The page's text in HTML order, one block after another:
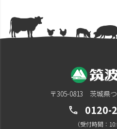
〒305-0813 茨城県
call 0120-
（受付時間：